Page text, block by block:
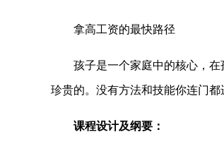
拿高工资的最快路径
孩子是一个家庭中的核心，
珍贵的。没有方法和技能你连门都
课程设计及纲要：